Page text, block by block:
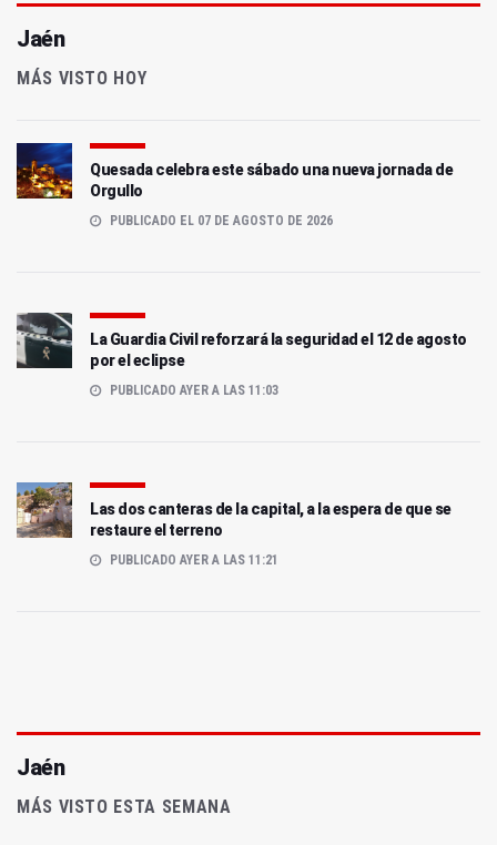
Jaén
MÁS VISTO HOY
Quesada celebra este sábado una nueva jornada de
Orgullo
PUBLICADO EL 07 DE AGOSTO DE 2026
La Guardia Civil reforzará la seguridad el 12 de agosto
por el eclipse
PUBLICADO AYER A LAS 11:03
Las dos canteras de la capital, a la espera de que se
restaure el terreno
PUBLICADO AYER A LAS 11:21
Jaén
MÁS VISTO ESTA SEMANA